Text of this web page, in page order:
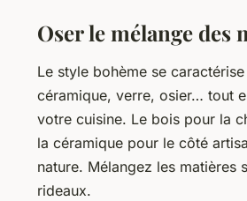
Oser le mélange des
Le style bohème se
céramique, verre, osier… tout
votre cuisine. Le bois pour la
la céramique pour le côté
nature. Mélangez les matières
rideaux.